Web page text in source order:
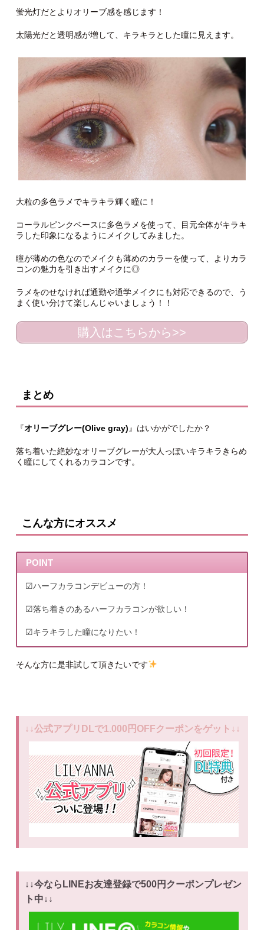
蛍光灯だとよりオリーブ感を感じます！
太陽光だと透明感が増して、キラキラとした瞳に見えます。
大粒の多色ラメでキラキラ輝く瞳に！
コーラルピンクベースに多色ラメを使って、目元全体がキラキ
ラした印象になるようにメイクしてみました。
瞳が薄めの色なのでメイクも薄めのカラーを使って、よりカラ
コンの魅力を引き出すメイクに◎
ラメをのせなければ通勤や通学メイクにも対応できるので、う
まく使い分けて楽しんじゃいましょう！！
購入はこちらから>>
まとめ
『オリーブグレー(Olive gray)』はいかがでしたか？
落ち着いた絶妙なオリーブグレーが大人っぽいキラキラきらめ
く瞳にしてくれるカラコンです。
こんな方にオススメ
POINT
☑︎ハーフカラコンデビューの方！
☑︎落ち着きのあるハーフカラコンが欲しい！
☑︎キラキラした瞳になりたい！
そんな方に是非試して頂きたいです
↓↓公式アプリDLで1.000円OFFクーポンをゲット↓↓
↓↓今ならLINEお友達登録で500円クーポンプレゼン
ト中↓↓